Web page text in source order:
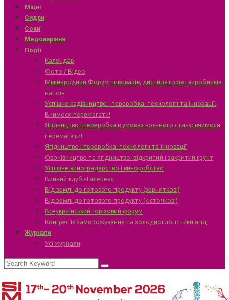
Міцні
Сидри
Соки
Медоваріння
Події
Календар
Фото / Відео
Міжнародний Форум пивоварів, дистиляторів і виробників
напоїв
Успішне садівництво і переробка: технології та інновації.
Вчимося перемагати!
Ягідництво і переробка в умовах воєнного стану: вчимося
перемагати!
Ягідництво і переробка: технології та інновації
Овочівництво та ягідництво: відкритий і закритий ґрунт
Успішне виноградарство і виноробство
Винний клуб «Галерея»
Від землі до готового продукту (зерняткові)
Від землі до готового продукту (кісточкові)
Всеукраїнський горіховий форум
Конгрес із заморожування та холодної логістики ягід
Журнали
Усі журнали